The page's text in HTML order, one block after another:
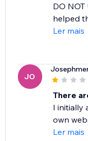
DO
helped
Ler mais
JO
There
I initially
own
Ler mais